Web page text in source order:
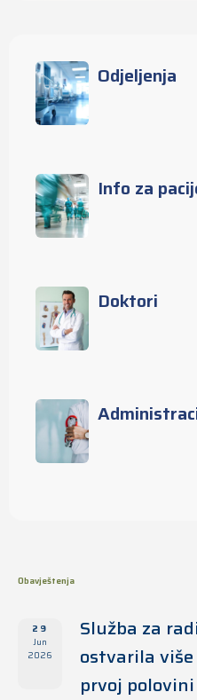
Odjeljenja
Info za
Doktori
Obavještenja
29
Jun
2026
Služba za
ostvarila više
prvoj